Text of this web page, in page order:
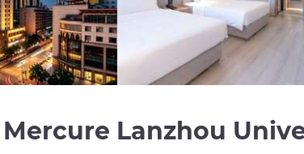
Mercure Lanzhou